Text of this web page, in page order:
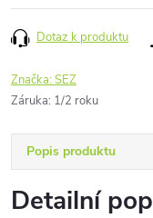
Dotaz k produktu
Značka:SEZ
Záruka: 1/2 roku
Popis produktu
Detailní